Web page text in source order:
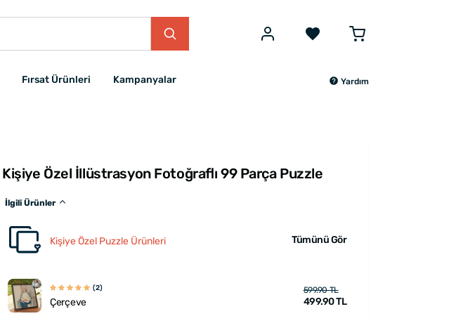
Fırsat Ürünleri Kampanyalar Yardım
Kişiye Özel İllüstrasyon Fotoğraflı 99 Parça Puzzle
İlgili Ürünler
Kişiye Özel Puzzle Ürünleri Tümünü Gör
(2)
Çerçeve
599.90 TL
499.90 TL